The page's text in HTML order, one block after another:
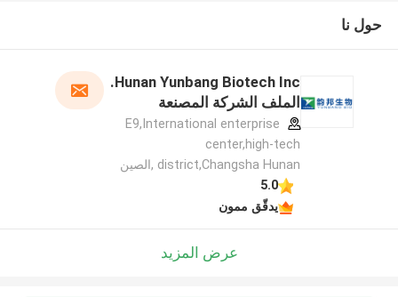
حول نا
Hunan Yunbang Biotech Inc.
الملف الشركة المصنعة
E9,International enterprise
center,high-tech
district,Changsha Hunan ,الصين
5.0
يدقّق ممون
عرض المزيد